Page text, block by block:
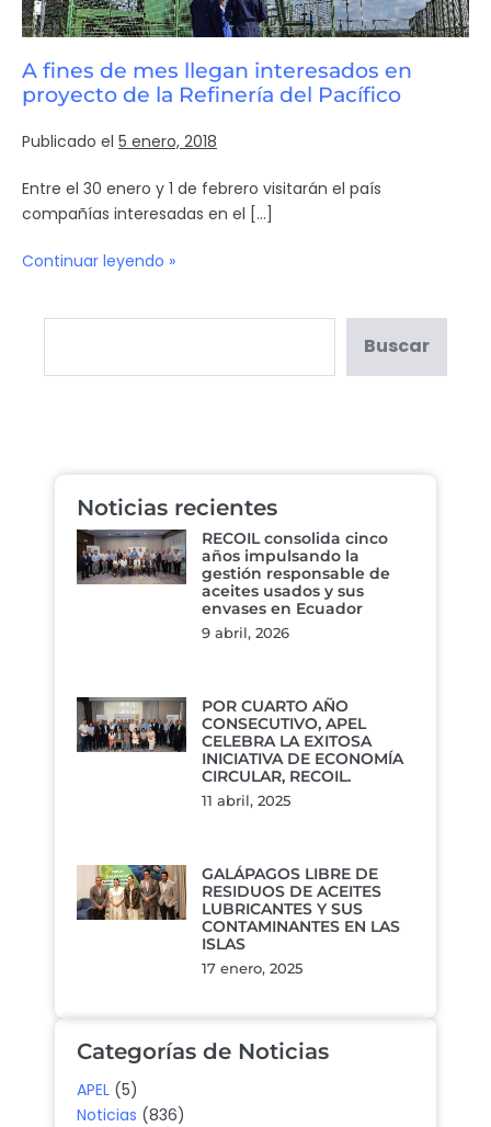
A fines de mes llegan interesados en
proyecto de la Refinería del Pacífico
Publicado el 5 enero, 2018
Entre el 30 enero y 1 de febrero visitarán el país
compañías interesadas en el […]
Continuar leyendo »
Buscar
Noticias recientes
RECOIL consolida cinco
años impulsando la
gestión responsable de
aceites usados y sus
envases en Ecuador
9 abril, 2026
POR CUARTO AÑO
CONSECUTIVO, APEL
CELEBRA LA EXITOSA
INICIATIVA DE ECONOMÍA
CIRCULAR, RECOIL.
11 abril, 2025
GALÁPAGOS LIBRE DE
RESIDUOS DE ACEITES
LUBRICANTES Y SUS
CONTAMINANTES EN LAS
ISLAS
17 enero, 2025
Categorías de Noticias
APEL (5)
Noticias (836)